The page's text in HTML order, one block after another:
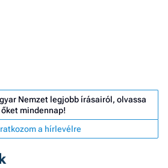
Nemzet legjobb írásairól, olvassa
őket mindennap!
a hírlevélre